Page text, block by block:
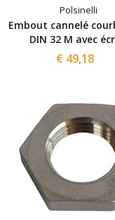
Polsinelli
Embout cannelé
DIN 32 M avec
pivotant pour tuyau
€ 49,18